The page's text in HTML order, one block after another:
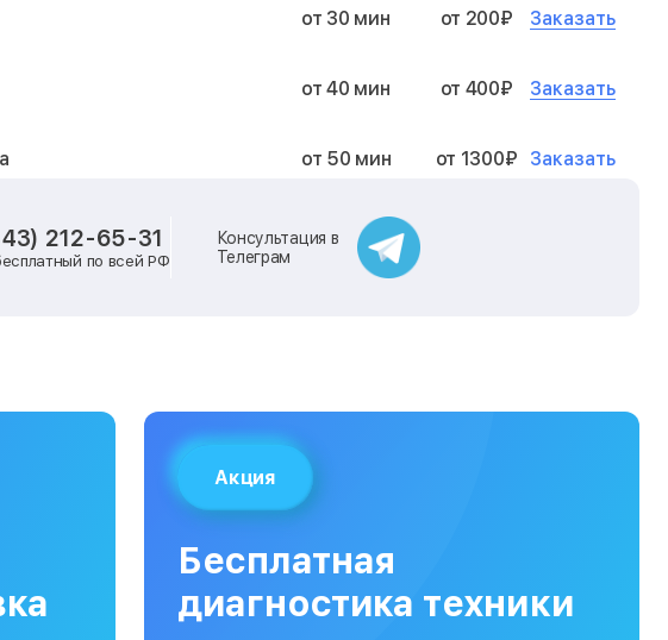
от 30 мин от 200₽ Заказать
от 40 мин от 400₽ Заказать
от 50 мин от 1300₽ Заказать
от 40 мин
от 40 мин
от 120 мин
212-65-31
по всей РФ
Консультация в
Телеграм
Акция
Бесплатная
диагностика техники